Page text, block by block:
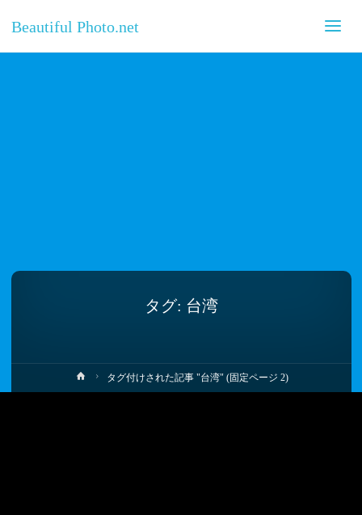
Beautiful Photo.net
タグ: 台湾
ホ
ー
タグ付けされた記事 "台湾" (固定ページ 2)